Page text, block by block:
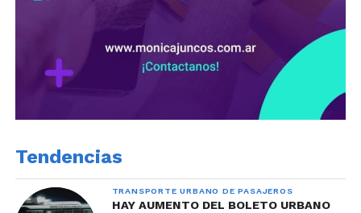
Tendencias
TRANSPORTE URBANO DE PASAJEROS
HAY AUMENTO DEL BOLETO URBANO